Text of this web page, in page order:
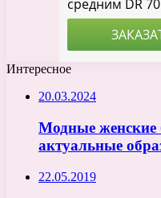
Интересное
20.03.2024
Модные женские
актуальные
22.05.2019